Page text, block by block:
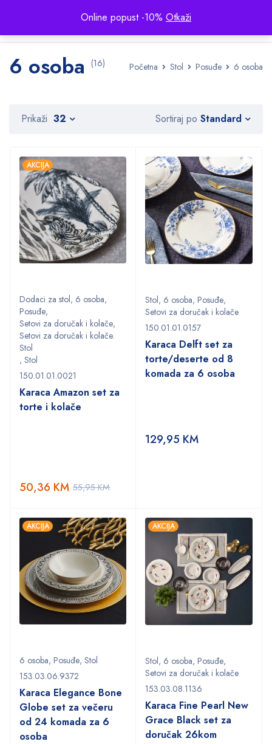
Online popust -10% Otkaži
Početna Stol Posuđe 6 osoba
6 osoba (16)
Sortiraj po Standard
Prikaži 32
AKCIJA
Dodaci za stol, 6 osoba,
Posuđe,
Setovi za doručak i kolače,
Setovi za doručak i kolače.
Stol
, Stol
150.01.01.0021
Karaca Amazon set za
torte i kolače
55,95KM
50,36 KM
Stol, 6 osoba, Posuđe,
Setovi za doručak i kolače
150.01.01.0157
Karaca Delft set za
torte/deserte od 8
komada za 6 osoba
129,95 KM
AKCIJA
6 osoba, Posuđe, Stol
153.03.06.9372
Karaca Elegance Bone
Globe set za večeru
od 24 komada za 6
osoba
AKCIJA
Stol, 6 osoba, Posuđe,
Setovi za doručak i kolače
153.03.08.1136
Karaca Fine Pearl New
Grace Black set za
doručak 26kom